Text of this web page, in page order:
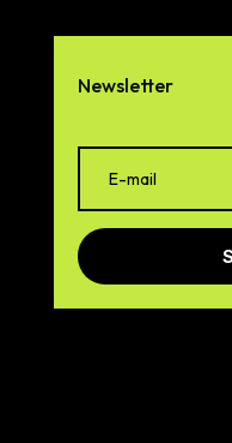
Newsletter